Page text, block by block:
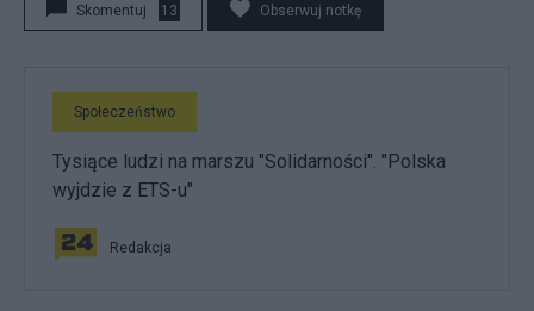
Skomentuj 13 Obserwuj notkę
Społeczeństwo
Tysiące ludzi na marszu "Solidarności". "Polska
wyjdzie z ETS-u"
Redakcja